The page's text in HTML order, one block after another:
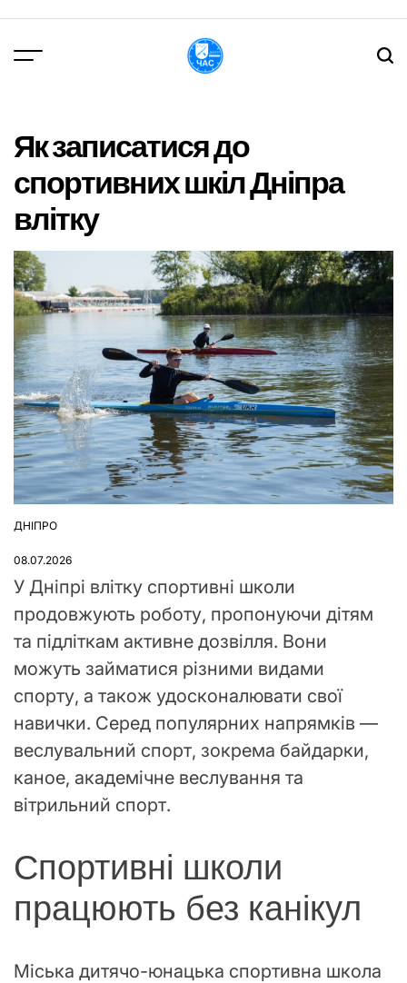
вмісту
Як записатися до
спортивних шкіл Дніпра
влітку
ОПУБЛІКУВАТИ
ДНІПРО
08.07.2026
У Дніпрі влітку спортивні школи
продовжують роботу, пропонуючи дітям
та підліткам активне дозвілля. Вони
можуть займатися різними видами
спорту, а також удосконалювати свої
навички. Серед популярних напрямків —
веслувальний спорт, зокрема байдарки,
каное, академічне веслування та
вітрильний спорт.
Спортивні школи
працюють без канікул
Міська дитячо-юнацька спортивна школа